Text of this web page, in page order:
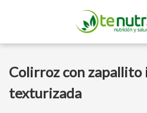
Colirroz con zapallito
texturizada